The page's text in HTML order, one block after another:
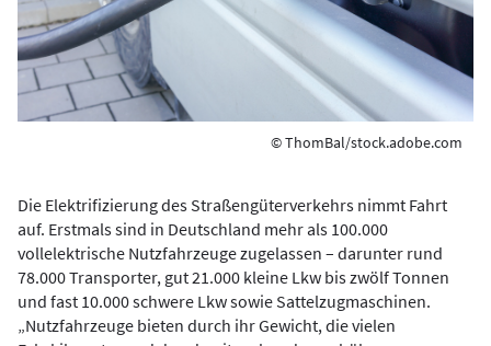
© ThomBal/stock.adobe.com
Die Elektrifizierung des Straßengüterverkehrs nimmt Fahrt
auf. Erstmals sind in Deutschland mehr als 100.000
vollelektrische Nutzfahrzeuge zugelassen – darunter rund
78.000 Transporter, gut 21.000 kleine Lkw bis zwölf Tonnen
und fast 10.000 schwere Lkw sowie Sattelzugmaschinen.
„Nutzfahrzeuge bieten durch ihr Gewicht, die vielen